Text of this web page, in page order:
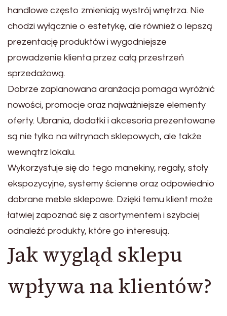
handlowe często zmieniają wystrój wnętrza. Nie
chodzi wyłącznie o estetykę, ale również o lepszą
prezentację produktów i wygodniejsze
prowadzenie klienta przez całą przestrzeń
sprzedażową.
Dobrze zaplanowana aranżacja pomaga wyróżnić
nowości, promocje oraz najważniejsze elementy
oferty. Ubrania, dodatki i akcesoria prezentowane
są nie tylko na witrynach sklepowych, ale także
wewnątrz lokalu.
Wykorzystuje się do tego manekiny, regały, stoły
ekspozycyjne, systemy ścienne oraz odpowiednio
dobrane meble sklepowe. Dzięki temu klient może
łatwiej zapoznać się z asortymentem i szybciej
odnaleźć produkty, które go interesują.
Jak wygląd sklepu
wpływa na klientów?